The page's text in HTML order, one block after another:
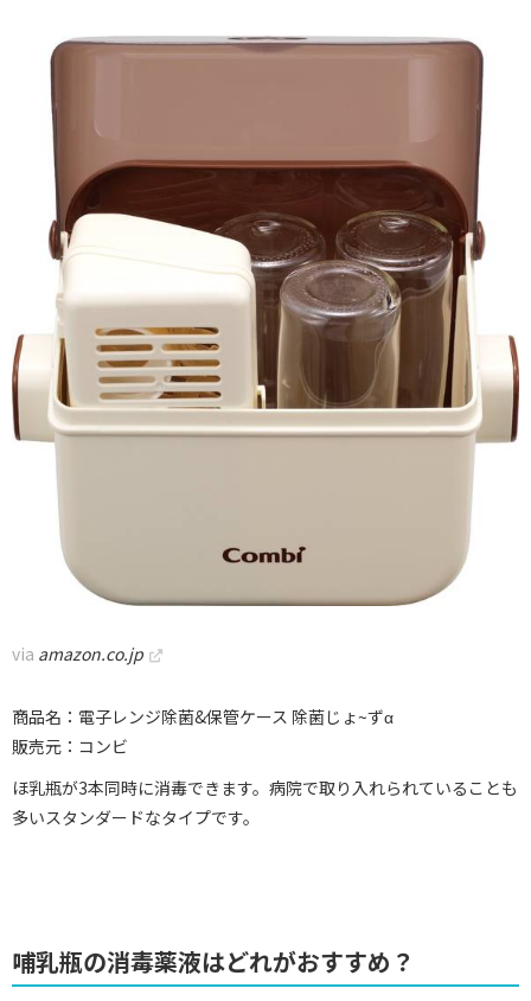
via amazon.co.jp
商品名：電子レンジ除菌&保管ケース 除菌じょ~ずα
販売元：コンビ
ほ乳瓶が3本同時に消毒できます。病院で取り入れられていることも
多いスタンダードなタイプです。
哺乳瓶の消毒薬液はどれがおすすめ？